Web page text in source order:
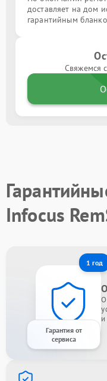
доставляет на дом
гарантийным
Свяжемся
Infocus
1 год
Гарантия от
сервиса